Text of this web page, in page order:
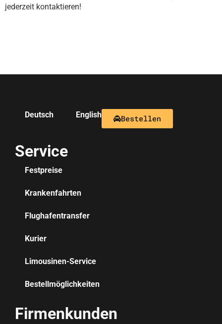
jederzeit kontaktieren!
Deutsch English Bestellen
Service
Festpreise
Krankenfahrten
Flughafentransfer
Kurier
Limousinen-Service
Bestellmöglichkeiten
Firmenkunden